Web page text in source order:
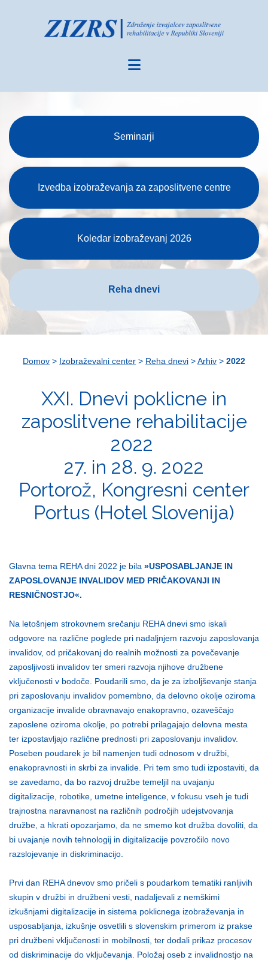
Seminarji
Izvedba izobraževanja za zaposlitvene centre
Koledar izobraževanj 2026
Reha dnevi
Domov > Izobraževalni center > Reha dnevi >Arhiv > 2022
XXI. Dnevi poklicne in
zaposlitvene rehabilitacije
2022
27. in 28. 9. 2022
Portorož, Kongresni center
Portus (Hotel Slovenija)
Glavna tema REHA dni 2022 je bila »USPOSABLJANJE IN
ZAPOSLOVANJE INVALIDOV MED PRIČAKOVANJI IN
RESNIČNOSTJO«.
Na letošnjem strokovnem srečanju REHA dnevi smo iskali
odgovore na različne poglede pri nadaljnjem razvoju zaposlovanja
invalidov, od pričakovanj do realnih možnosti za povečevanje
zaposljivosti invalidov ter smeri razvoja njihove družbene
vključenosti v bodoče. Poudarili smo, da je za izboljševanje stanja
pri zaposlovanju invalidov pomembno, da delovno okolje oziroma
organizacije invalide obravnavajo enakopravno, ozaveščajo
zaposlene oziroma okolje, po potrebi prilagajajo delovna mesta
ter izpostavljajo različne prednosti pri zaposlovanju invalidov.
Poseben poudarek je bil namenjen tudi odnosom v družbi,
enakopravnosti in skrbi za invalide. Pri tem smo tudi izpostaviti, da
se zavedamo, da bo razvoj družbe temeljil na uvajanju
digitalizacije, robotike, umetne inteligence, v fokusu vseh je tudi
trajnostna naravnanost na različnih področjih udejstvovanja
družbe, a hkrati opozarjamo, da ne smemo kot družba dovoliti, da
bi uvajanje novih tehnologij in digitalizacije povzročilo novo
razslojevanje in diskriminacijo.
Prvi dan REHA dnevov smo pričeli s poudarkom tematiki ranljivih
skupin v družbi in družbeni vesti, nadaljevali z nemškimi
izkušnjami digitalizacije in sistema poklicnega izobraževanja in
usposabljanja, izkušnje osvetlili s slovenskim primerom iz prakse
pri družbeni vključenosti in mobilnosti, ter dodali prikaz procesov
od diskriminacije do vključevanja. Položaj oseb z invalidnostjo na